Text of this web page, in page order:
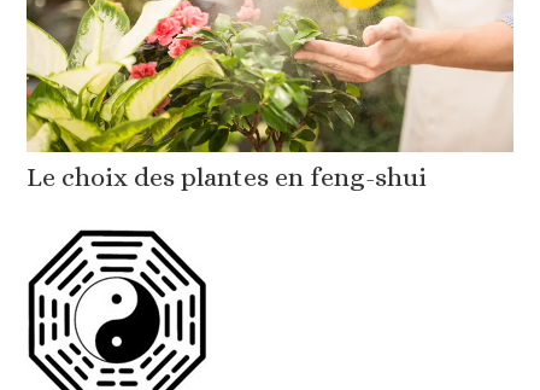
Le choix des plantes en feng-shui